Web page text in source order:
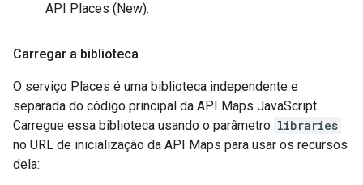
API Places (New).
Carregar a biblioteca
O serviço Places é uma biblioteca independente e
separada do código principal da API Maps JavaScript.
Carregue essa biblioteca usando o parâmetro libraries
no URL de inicialização da API Maps para usar os recursos
dela: